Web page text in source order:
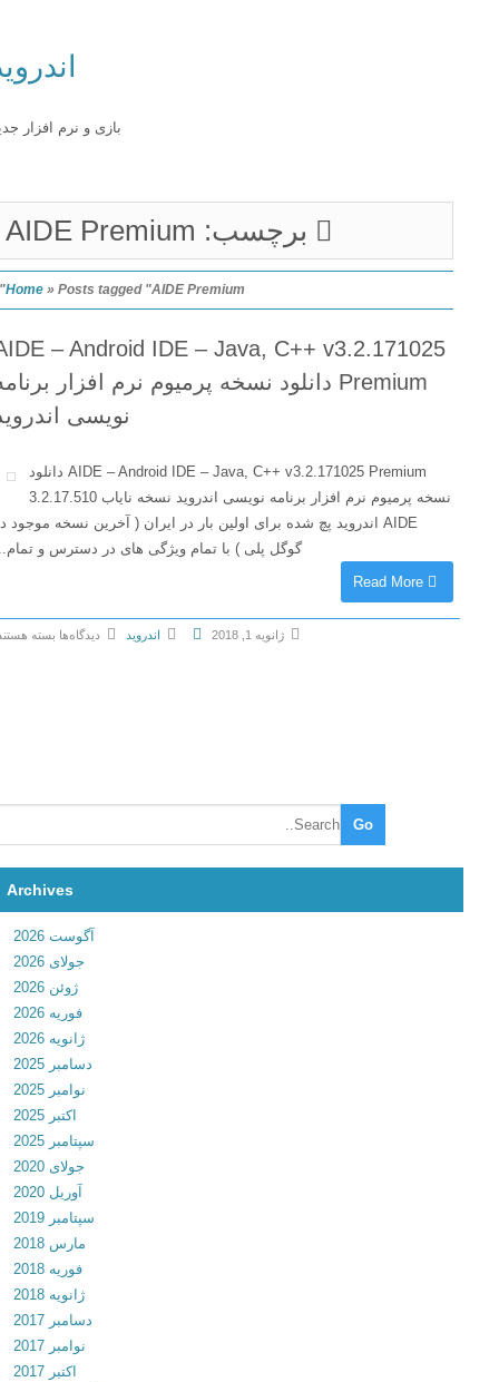
اندروید
بازی و نرم افزار جدید
برچسب: AIDE Premium
Home»Posts tagged "AIDE Premium"
AIDE – Android IDE – Java, C++ v3.2.171025
Premium دانلود نسخه پرمیوم نرم افزار برنامه
نویسی اندروید
AIDE – Android IDE – Java, C++ v3.2.171025 Premium دانلود
نسخه پرمیوم نرم افزار برنامه نویسی اندروید نسخه نایاب 3.2.17.510
AIDE اندروید پچ شده برای اولین بار در ایران ( آخرین نسخه موجود در
گوگل پلی ) با تمام ویژگی های در دسترس و تمام...
Read More
ژانویه 1, 2018 اندروید
دیدگاه‌ها
–
n
d
r
d
I
D
–
J
a
v
a
C
+
+
بسته هستند
Archives
آگوست 2026
جولای 2026
ژوئن 2026
فوریه 2026
ژانویه 2026
دسامبر 2025
نوامبر 2025
سپتامبر 2025
جولای 2020
آوریل 2020
سپتامبر 2019
مارس 2018
فوریه 2018
ژانویه 2018
دسامبر 2017
نوامبر 2017